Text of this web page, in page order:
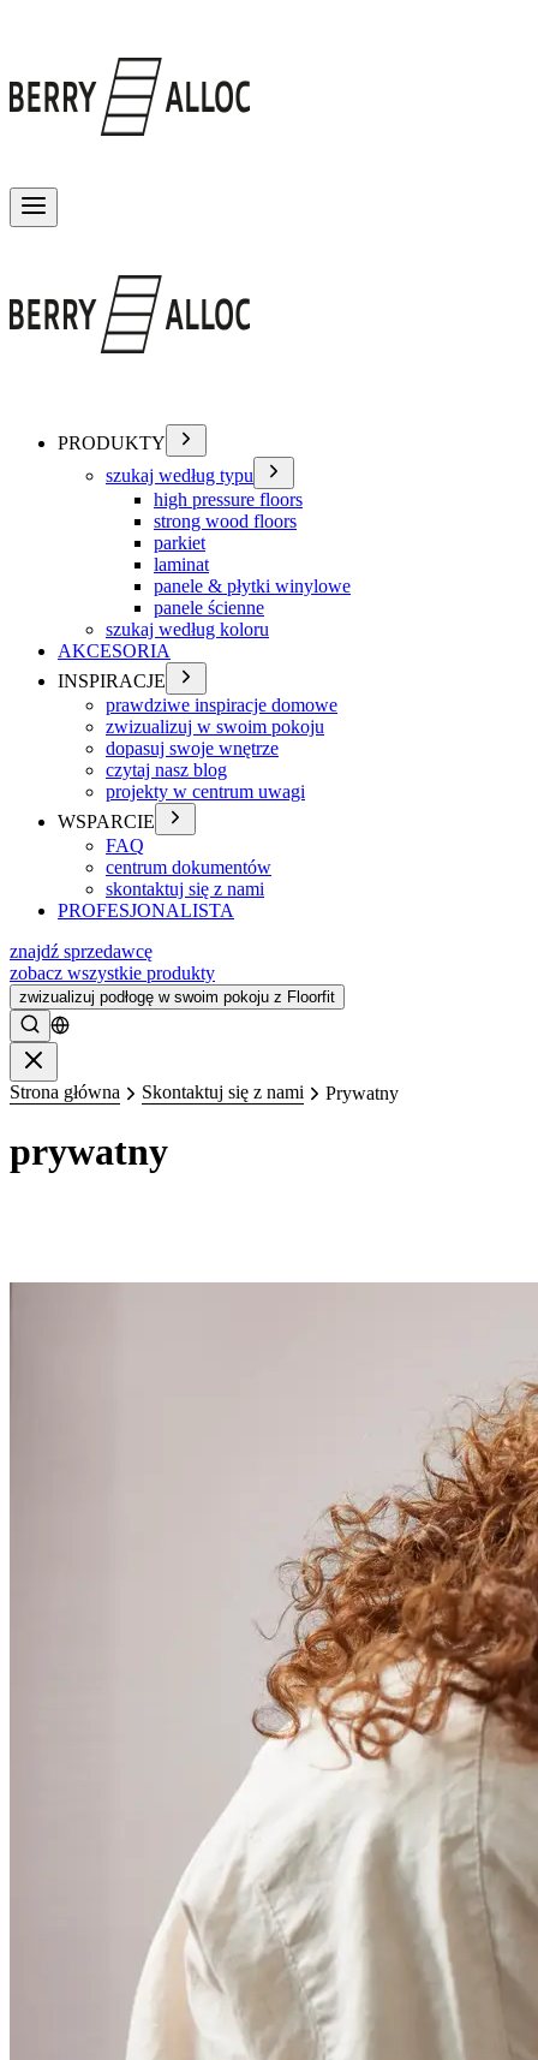
PRODUKTY
szukaj według typu
high pressure floors
strong wood floors
parkiet
laminat
panele & płytki winylowe
panele ścienne
szukaj według koloru
AKCESORIA
INSPIRACJE
prawdziwe inspiracje domowe
zwizualizuj w swoim pokoju
dopasuj swoje wnętrze
czytaj nasz blog
projekty w centrum uwagi
WSPARCIE
FAQ
centrum dokumentów
skontaktuj się z nami
PROFESJONALISTA
znajdź sprzedawcę
zobacz wszystkie produkty
zwizualizuj podłogę w swoim pokoju z Floorfit
Szukać
Strona główna Skontaktuj się z nami Prywatny
prywatny